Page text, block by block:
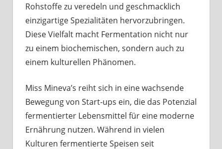
Rohstoffe zu veredeln und geschmacklich
einzigartige Spezialitäten hervorzubringen.
Diese Vielfalt macht Fermentation nicht nur
zu einem biochemischen, sondern auch zu
einem kulturellen Phänomen.
Miss Mineva’s reiht sich in eine wachsende
Bewegung von Start-ups ein, die das Potenzial
fermentierter Lebensmittel für eine moderne
Ernährung nutzen. Während in vielen
Kulturen fermentierte Speisen seit